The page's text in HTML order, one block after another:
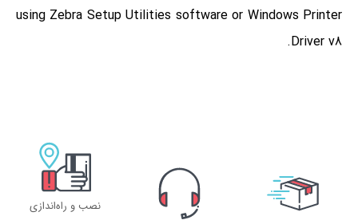
using Zebra Setup Utilities software or Windows Printer
Driver v8.
نصب و راه‌اندازی